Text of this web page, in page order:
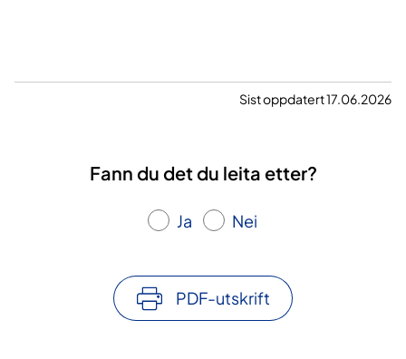
Sist oppdatert 17.06.2026
Fann du det du leita etter?
Ja Nei
PDF-utskrift